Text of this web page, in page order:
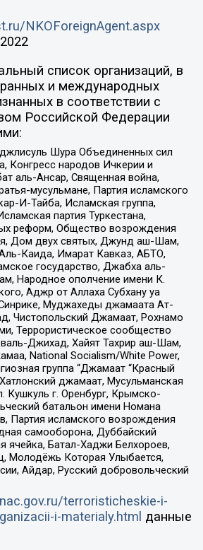
NKOForeignAgent.aspx
список организаций, в
и международных
в соответствии с
Российской Федерации
Шура Объединенных сил
Конгресс народов Ичкерии и
аль-Ансар, Священная война,
мусульмане, Партия исламского
И-Тайба, Исламская группа,
партия Туркестана,
реформ, Общество возрождения
Дом двух святых, Джунд аш-Шам,
Каида, Имарат Кавказ, АБТО,
государство, Джабха аль-
Народное ополчение имени К.
Аджр от Аллаха Субхану уа
Муджахеды джамаата Ат-
Чистопольский Джамаат, Рохнамо
Террористическое сообщество
валь-Джихад, Хайят Тахрир аш-Шам,
National Socialism/White Power,
группа “Джамаат “Красный
джамаат, Мусульманская
Кушкуль г. Оренбург, Крымско-
батальон имени Номана
Партия исламского возрождения
самооборона, Дуббайский
ячейка, Батал-Хаджи Белхороев,
Молодёжь Которая Улыбается,
Айдар, Русский добровольческий
terroristicheskie-i-
i-materialy.html данные